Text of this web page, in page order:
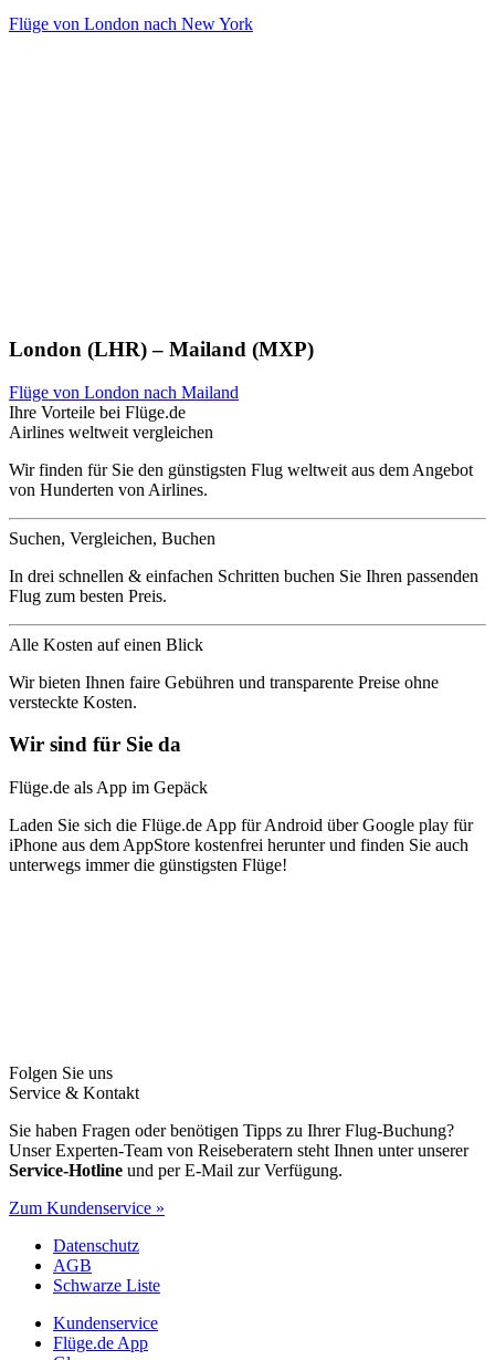
Flüge von London nach New York
London (LHR) – Mailand (MXP)
Flüge von London nach Mailand
Ihre Vorteile bei Flüge.de
Airlines weltweit vergleichen
Wir finden für Sie den günstigsten Flug weltweit aus dem Angebot
von Hunderten von Airlines.
Suchen, Vergleichen, Buchen
In drei schnellen & einfachen Schritten buchen Sie Ihren passenden
Flug zum besten Preis.
Alle Kosten auf einen Blick
Wir bieten Ihnen faire Gebühren und transparente Preise ohne
versteckte Kosten.
Wir sind für Sie da
Flüge.de als App im Gepäck
Laden Sie sich die Flüge.de App für Android über Google play für
iPhone aus dem AppStore kostenfrei herunter und finden Sie auch
unterwegs immer die günstigsten Flüge!
Folgen Sie uns
Service & Kontakt
Sie haben Fragen oder benötigen Tipps zu Ihrer Flug-Buchung?
Unser Experten-Team von Reiseberatern steht Ihnen unter unserer
Service-Hotline und per E-Mail zur Verfügung.
Zum Kundenservice »
Datenschutz
AGB
Schwarze Liste
Kundenservice
Flüge.de App